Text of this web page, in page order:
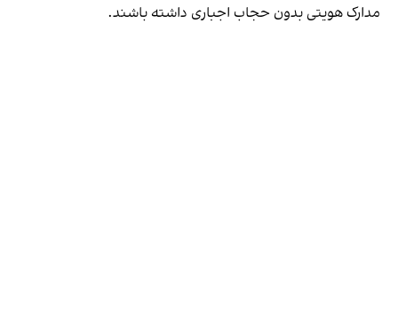
مدارک هویتی بدون حجاب اجباری داشته باشند.